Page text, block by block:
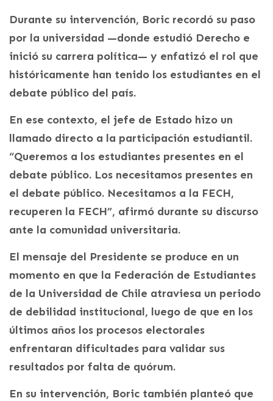
Durante su intervención, Boric recordó su paso
por la universidad —donde estudió Derecho e
inició su carrera política— y enfatizó el rol que
históricamente han tenido los estudiantes en el
debate público del país.
En ese contexto, el jefe de Estado hizo un
llamado directo a la participación estudiantil.
“Queremos a los estudiantes presentes en el
debate público. Los necesitamos presentes en
el debate público. Necesitamos a la FECH,
recuperen la FECH”, afirmó durante su discurso
ante la comunidad universitaria.
El mensaje del Presidente se produce en un
momento en que la Federación de Estudiantes
de la Universidad de Chile atraviesa un periodo
de debilidad institucional, luego de que en los
últimos años los procesos electorales
enfrentaran dificultades para validar sus
resultados por falta de quórum.
En su intervención, Boric también planteó que